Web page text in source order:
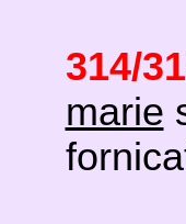
314/
marie